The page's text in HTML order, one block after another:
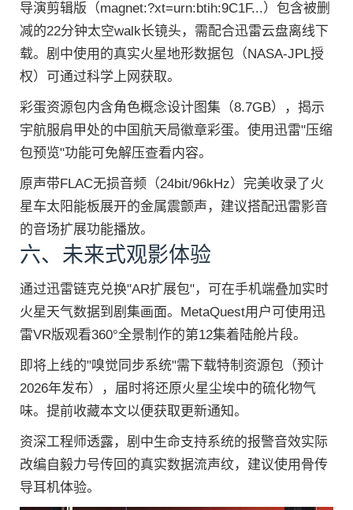
导演剪辑版（magnet:?xt=urn:btih:9C1F...）包含被删
减的22分钟太空walk长镜头，需配合迅雷云盘离线下
载。剧中使用的真实火星地形数据包（NASA-JPL授
权）可通过科学上网获取。
彩蛋资源包内含角色概念设计图集（8.7GB），揭示
宇航服肩甲处的中国航天局徽章彩蛋。使用迅雷"压缩
包预览"功能可免解压查看内容。
原声带FLAC无损音频（24bit/96kHz）完美收录了火
星车太阳能板展开的金属震颤声，建议搭配迅雷影音
的音场扩展功能播放。
六、未来式观影体验
通过迅雷链克兑换"AR扩展包"，可在手机端叠加实时
火星天气数据到剧集画面。MetaQuest用户可使用迅
雷VR版观看360°全景制作的第12集着陆舱片段。
即将上线的"嗅觉同步系统"需下载特制资源包（预计
2026年发布），届时将还原火星尘埃中的硫化物气
味。提前收藏本文以便获取更新通知。
资深工程师透露，剧中生命支持系统的报警音效实际
改编自毅力号传回的真实数据流声纹，建议使用骨传
导耳机体验。